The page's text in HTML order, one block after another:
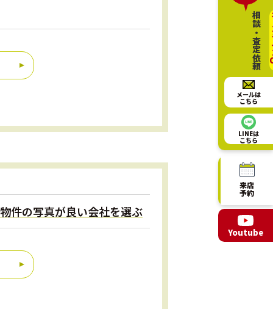
件の写真が良い会社を選ぶ
相談・査定依頼
メールは
こちら
LINEは
こちら
来店
予約
Youtube